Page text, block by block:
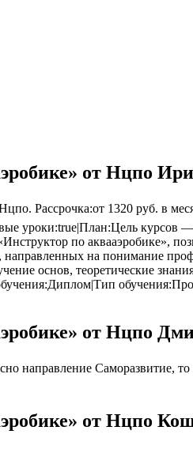
от Нцпо
Рассрочка:от 1320 руб. в
уроки:true|План:Цель курсов
по аквааэробике»,
на понимание
основ, теоретические
от Нцпо
направление Саморазвитие,
от Нцпо